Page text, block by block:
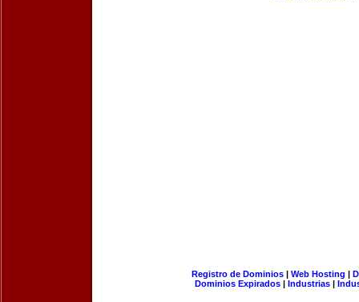
Registro de Dominios| Web Hosting |
Dominios Expirados | Industrias |